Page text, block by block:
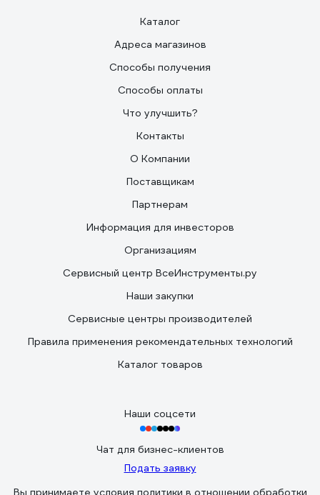
Каталог
Адреса магазинов
Способы получения
Способы оплаты
Что улучшить?
Контакты
О Компании
Поставщикам
Партнерам
Информация для инвесторов
Организациям
Сервисный центр ВсеИнструменты.ру
Наши закупки
Сервисные центры производителей
Правила применения рекомендательных технологий
Каталог товаров
Наши соцсети
Чат для бизнес-клиентов
Подать заявку
Вы принимаете условия политики в отношении обработки